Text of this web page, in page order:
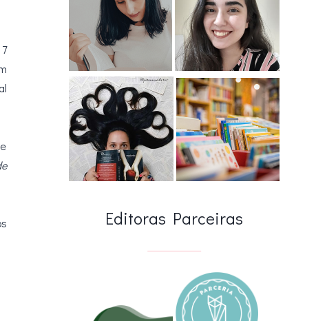
Editoras Parceiras